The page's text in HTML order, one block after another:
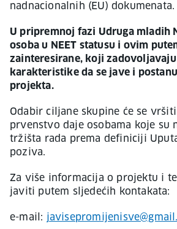
nadnacionalnih (EU) dokumenata.
U pripremnoj fazi Udruga mladih
osoba u NEET statusu i ovim
zainteresirane, koji zadovoljavaju
karakteristike da se jave i
projekta.
Odabir ciljane skupine će se
prvenstvo daje osobama koje su
tržišta rada prema definiciji
poziva.
Za više informacija o projektu i
javiti putem sljedećih kontakata:
e-mail: